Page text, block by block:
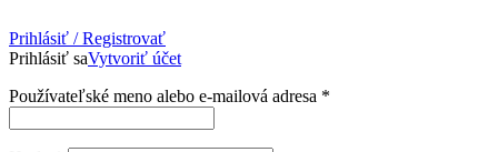
Prihlásiť / Registrovať
Prihlásiť saVytvoriť účet
Používateľské meno alebo e-mailová adresa *